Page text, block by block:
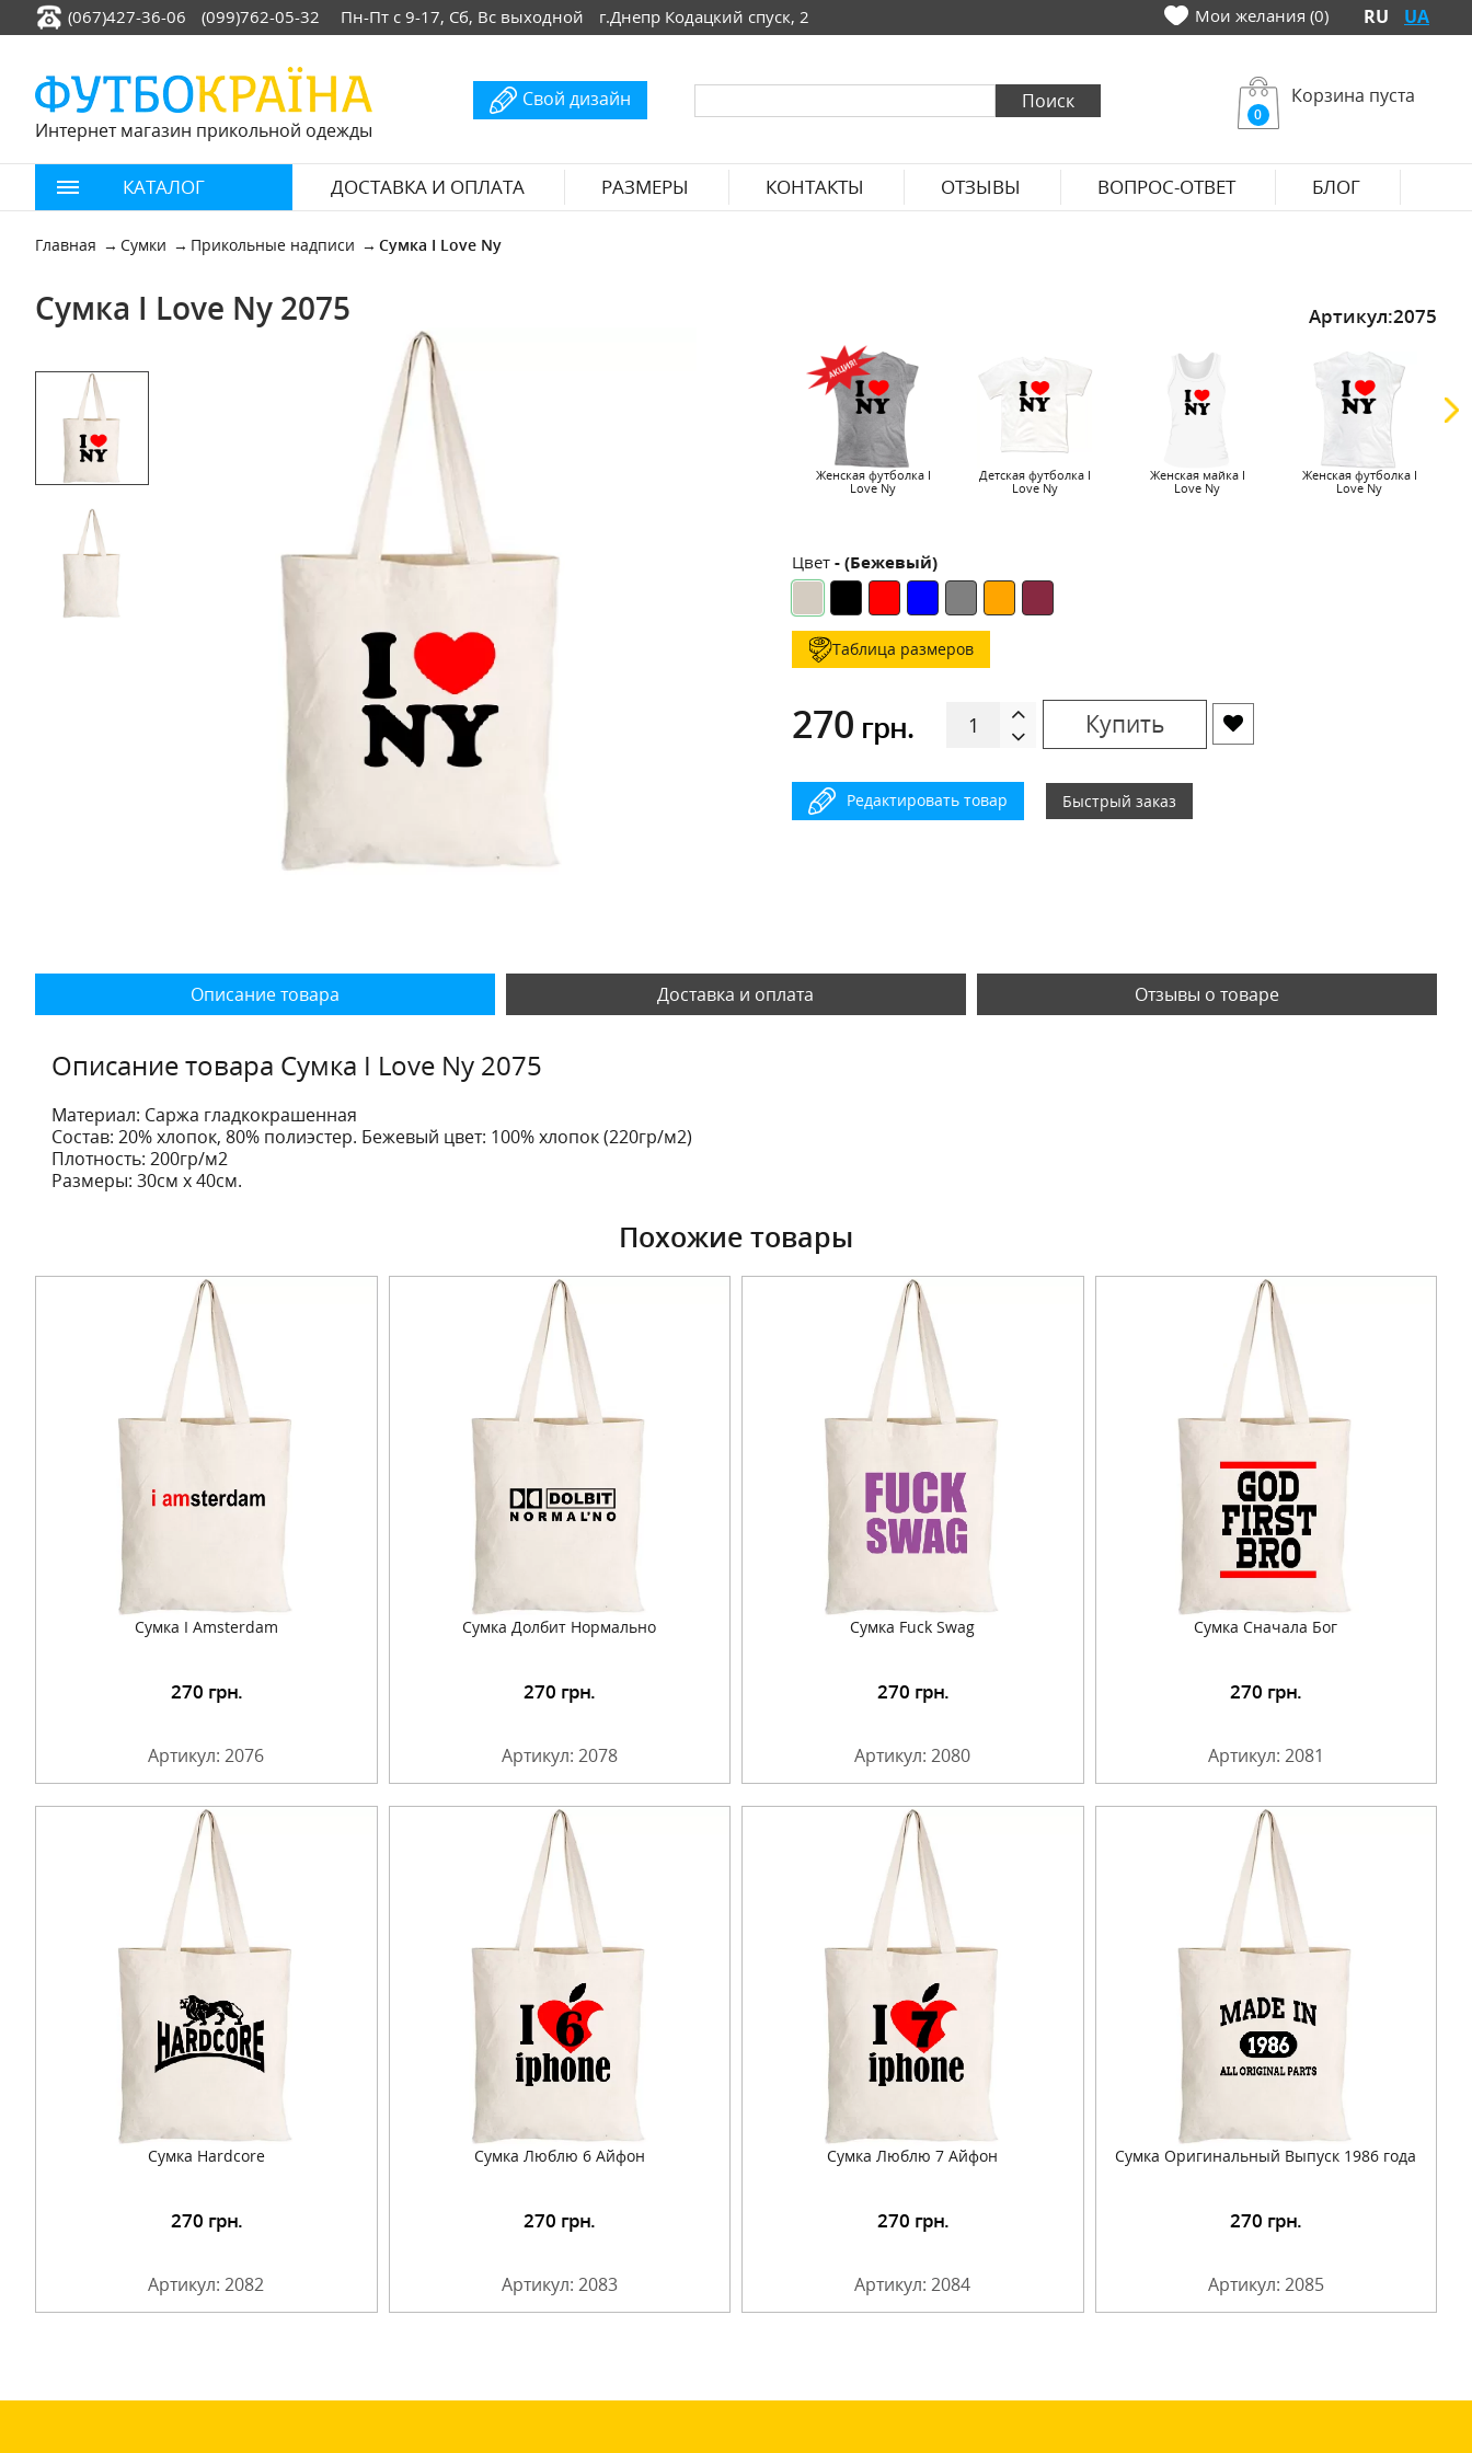
(067)427-36-06 (099)762-05-32 Пн-Пт с 9-17, Сб, Вс выходной г.Днепр Кодацкий спуск, 2 Мои желания (0) RU UA
Интернет магазин прикольной одежды
Свой дизайн
0
Корзина пуста
КАТАЛОГ ДОСТАВКА И ОПЛАТА РАЗМЕРЫ КОНТАКТЫ ОТЗЫВЫ ВОПРОС-ОТВЕТ БЛОГ
Главная Сумки Прикольные надписи Сумка I Love Ny
Сумка I Love Ny 2075 Артикул:2075
Женская футболка I
Love Ny
Детская футболка I
Love Ny
Женская майка I
Love Ny
Женская футболка I
Love Ny
Цвет - (Бежевый)
Таблица размеров
270 грн. Купить
Редактировать товар Быстрый заказ
Описание товара Доставка и оплата Отзывы о товаре
Описание товара Сумка I Love Ny 2075
Материал: Саржа гладкокрашенная
Состав: 20% хлопок, 80% полиэстер. Бежевый цвет: 100% хлопок (220гр/м2)
Плотность: 200гр/м2
Размеры: 30см х 40см.
Похожие товары
Сумка I Amsterdam
270 грн.
Артикул: 2076
Сумка Долбит Нормально
Подробнее 270 грн.
Артикул: 2078
Сумка Fuck Swag
Подробнее 270 грн.
Артикул: 2080
Сумка Сначала Бог
Подробнее 270 грн.
Артикул: 2081
Сумка Hardcore
270 грн.
Артикул: 2082
Сумка Люблю 6 Айфон
Подробнее 270 грн.
Артикул: 2083
Сумка Люблю 7 Айфон
Подробнее 270 грн.
Артикул: 2084
Сумка Оригинальный Выпуск 1986 года
Подробнее 270 грн.
Артикул: 2085